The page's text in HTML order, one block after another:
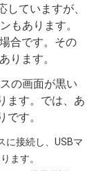
ていますが、
もあります。
合です。その
ります。
の画面が黒い
ます。では、あ
す。
に接続し、USBマ
ます。